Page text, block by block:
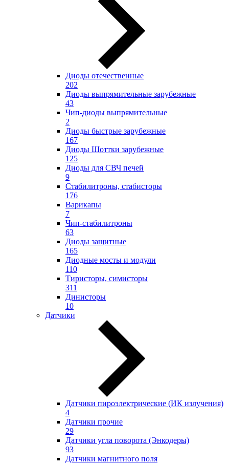
Диоды отечественные
202
Диоды выпрямительные зарубежные
43
Чип-диоды выпрямительные
2
Диоды быстрые зарубежные
167
Диоды Шоттки зарубежные
125
Диоды для СВЧ печей
9
Стабилитроны, стабисторы
176
Варикапы
7
Чип-стабилитроны
63
Диоды защитные
165
Диодные мосты и модули
110
Тиристоры, симисторы
311
Динисторы
10
Датчики
Датчики пироэлектрические (ИК излучения)
4
Датчики прочие
29
Датчики угла поворота (Энкодеры)
93
Датчики магнитного поля